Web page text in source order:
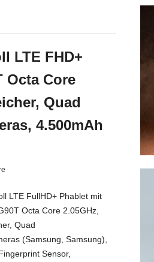
LTE FHD+
Octa Core
Quad
4.500mAh
LTE FullHD+ Phablet mit
Octa Core 2.05GHz,
Quad
(Samsung, Samsung),
Sensor,